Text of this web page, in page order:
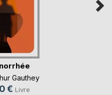
Gauthey
€ Livre